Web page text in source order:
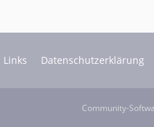
Links Datenschutzerklärung
Community-